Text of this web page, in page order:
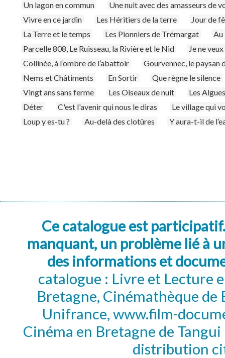
Un lagon en commun
Une nuit avec des amasseurs de
Vivre en ce jardin
Les Héritiers de la terre
Jour de
La Terre et le temps
Les Pionniers de Trémargat
Au
Parcelle 808, Le Ruisseau, la Rivière et le Nid
Je ne
Collinée, à l’ombre de l’abattoir
Gourvennec, le paysan
Nems et Châtiments
En Sortir
Que règne le silence
Vingt ans sans ferme
Les Oiseaux de nuit
Les
Déter
C'est l'avenir qui nous le diras
Le village qui
Loup y es-tu ?
Au-delà des clotûres Y aura-t-il de
Ce catalogue est
manquant, un problème lié à
des informations et
catalogue : Livre et Lecture
Bretagne, Cinémathèque de
Unifrance, www.film-
Cinéma en Bretagne de
distribution